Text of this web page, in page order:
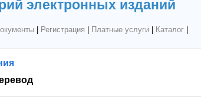
электронных изданий
| Регистрация Платные услуги| Каталог|